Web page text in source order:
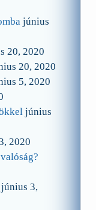
június
20, 2020
20, 2020
5, 2020
június
2020
június 3,